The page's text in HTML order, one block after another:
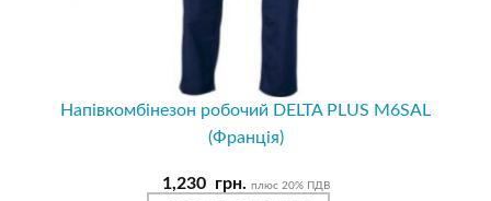
Напівкомбінезон робочий DELTA PLUS M6SAL
(Франція)
1,230 грн. плюс 20% ПДВ